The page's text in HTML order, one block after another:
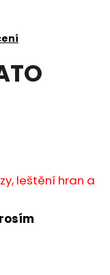
leštění hran a